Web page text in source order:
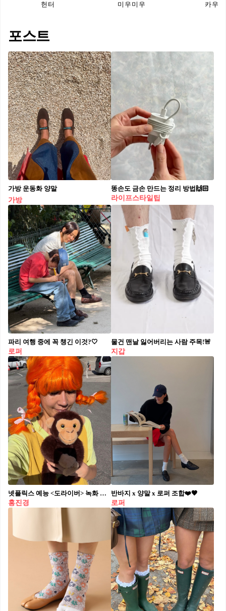
헌터 미우미우 카우스
포스트
가방 운동화 양말
가방
똥손도 금손 만드는 정리 방법🙌🏻
라이프스타일팁
파리 여행 중에 꼭 챙긴 이것?🤍
로퍼
물건 맨날 잃어버리는 사람 주목!🚨
지갑
넷플릭스 예능 <도라이버> 녹화 현장에서 만난 2026년형 말괄량이 삐삐.
홍진경
반바지 x 양말 x 로퍼 조합❤️🖤
로퍼